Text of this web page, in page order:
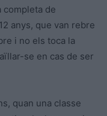
completa de
anys, que van rebre
i no els toca la
se en cas de ser
quan una classe